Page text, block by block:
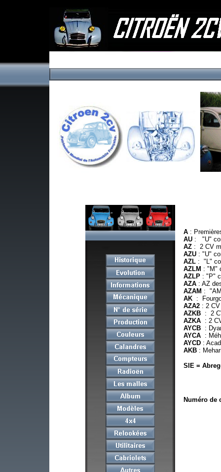
A :
AU : "U"
AZ : 2 CV
AZU : "U"
AZL : "L"
AZLM : "M"
AZLP : "P"
AZA : AZ
AZAM :
AK :
AZA2 : 2
AZKB : 2
AZKA : 2
AYCB :
AYCA :
AYCD :
AKB :
SIE =
Numéro de